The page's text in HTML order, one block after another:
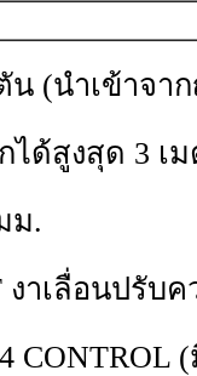
น (นำเข้าจา
ได้สูงสุด 3 เ
ม.
งาเลื่อนปรับ
CONTROL